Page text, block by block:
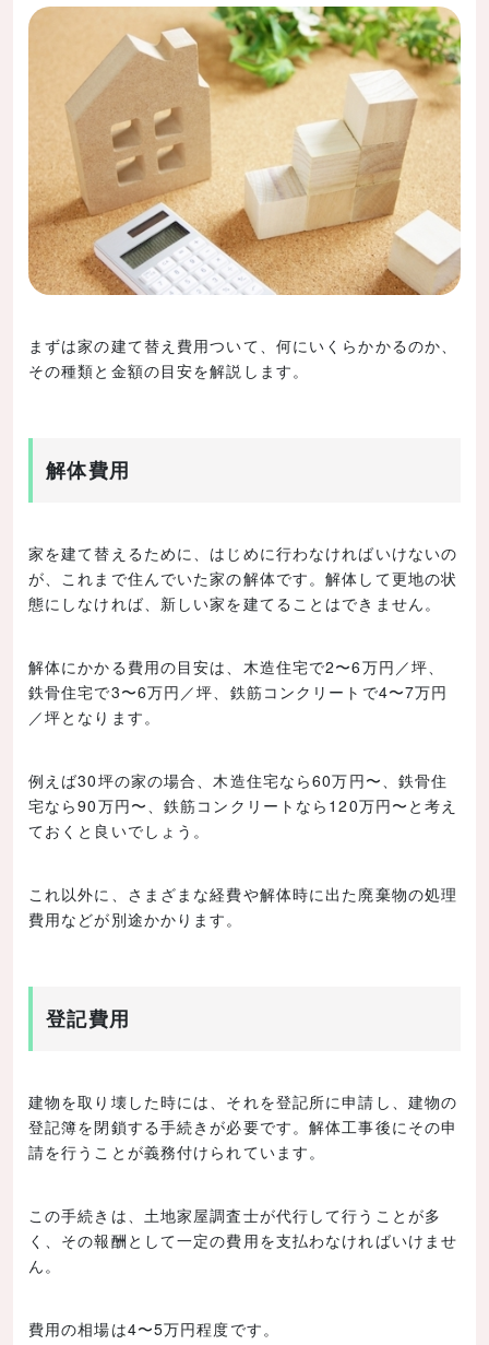
新しい家の建築、引き渡し
建て替えを検討すべき3つのタイミングとは
ライフスタイルが大きく変化するとき
家の老朽化が目立ち始めたとき
耐震性能を見直す必要があるとき
リフォームと建て替えはどっちがお得？
まとめ
記事の内容まとめ
まずは家の建て替え費用ついて、何にいくらかかるのか、
その種類と金額の目安を解説します。
解体費用
家を建て替えるために、はじめに行わなければいけないの
が、これまで住んでいた家の解体です。解体して更地の状
態にしなければ、新しい家を建てることはできません。
解体にかかる費用の目安は、木造住宅で2〜6万円／坪、
鉄骨住宅で3〜6万円／坪、鉄筋コンクリートで4〜7万円
／坪となります。
例えば30坪の家の場合、木造住宅なら60万円〜、鉄骨住
宅なら90万円〜、鉄筋コンクリートなら120万円〜と考え
ておくと良いでしょう。
これ以外に、さまざまな経費や解体時に出た廃棄物の処理
費用などが別途かかります。
登記費用
建物を取り壊した時には、それを登記所に申請し、建物の
登記簿を閉鎖する手続きが必要です。解体工事後にその申
請を行うことが義務付けられています。
この手続きは、土地家屋調査士が代行して行うことが多
く、その報酬として一定の費用を支払わなければいけませ
ん。
費用の相場は4〜5万円程度です。